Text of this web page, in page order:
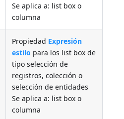
Se aplica a: list box o
columna
Propiedad Expresión
estilo para los list box de
tipo selección de
registros, colección o
selección de entidades
Se aplica a: list box o
columna